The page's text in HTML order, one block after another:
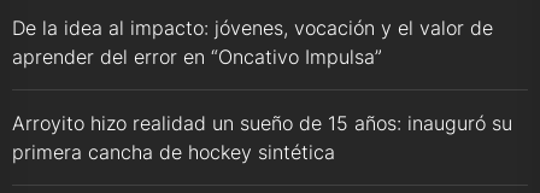
De la idea al impacto: jóvenes, vocación y el valor de
aprender del error en “Oncativo Impulsa”
Arroyito hizo realidad un sueño de 15 años: inauguró su
primera cancha de hockey sintética